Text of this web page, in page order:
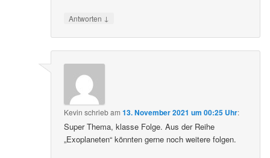
Antworten ↓
Kevin schriebam13. November 2021 um 00:25 Uhr:
Super Thema, klasse Folge. Aus der Reihe
„Exoplaneten“ könnten gerne noch weitere folgen.